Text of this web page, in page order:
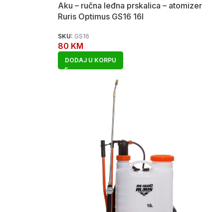
Aku – ručna leđna prskalica – atomizer
Ruris Optimus GS16 16l
SKU: GS16
80 KM
DODAJ U KORPU